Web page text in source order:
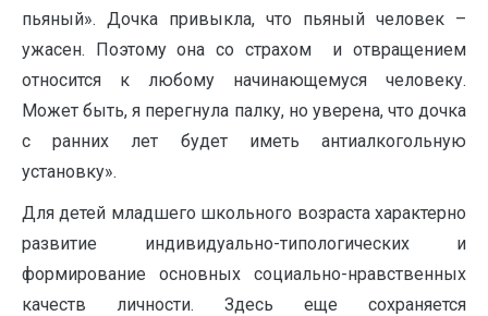
пьяный». Дочка привыкла, что пьяный человек –
ужасен. Поэтому она со страхом и отвращением
относится к любому начинающемуся человеку.
Может быть, я перегнула палку, но уверена, что дочка
с ранних лет будет иметь антиалкогольную
установку».
Для детей младшего школьного возраста характерно
развитие индивидуально-типологических и
формирование основных социально-нравственных
качеств личности. Здесь еще сохраняется